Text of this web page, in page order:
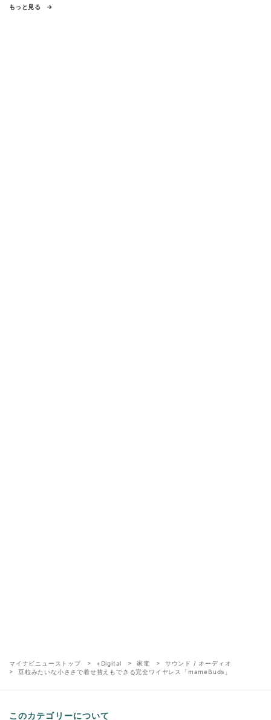
もっと見る
マイナビニューストップ +Digital 家電
サウンド / オーディオ
豆粒みたいな小ささで着せ替えもできる完全ワイヤレス「mameBuds」
このカテゴリーについて